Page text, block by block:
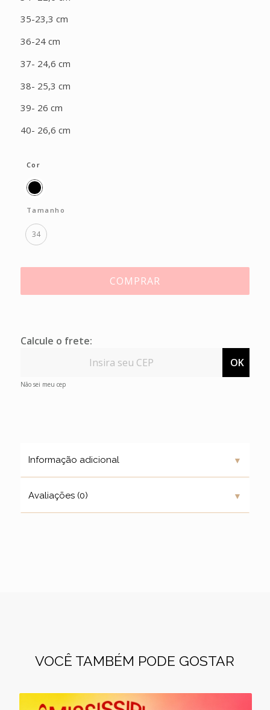
35-23,3 cm
36-24 cm
37- 24,6 cm
38- 25,3 cm
39- 26 cm
40- 26,6 cm
Cor
Tamanho
34
COMPRAR
Calcule o frete:
OK
Não sei meu cep
Informação adicional ▼
Avaliações (0) ▼
VOCÊ TAMBÉM PODE GOSTAR